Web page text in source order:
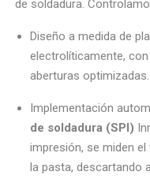
de soldadura.
Diseño a medida de
electrolíticamente,
aberturas optimizadas.
Implementación
de soldadura (SPI)
impresión, se miden
la pasta, descartando